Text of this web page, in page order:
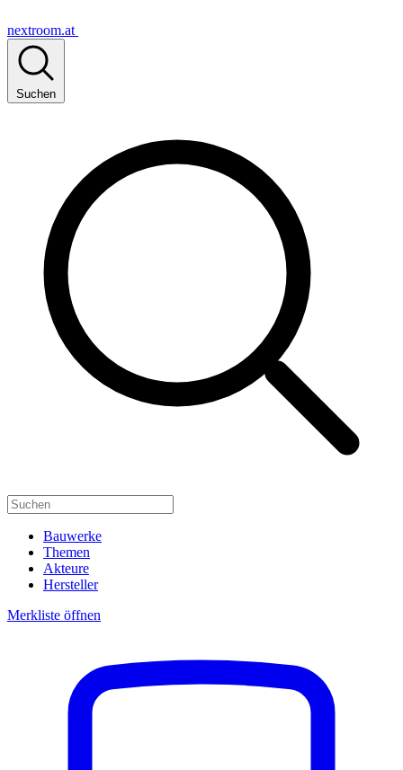
nextroom.at
Suchen
Bauwerke
Themen
Akteure
Hersteller
Merkliste öffnen